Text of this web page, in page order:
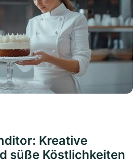
Kreative
süße Köstlichkeiten